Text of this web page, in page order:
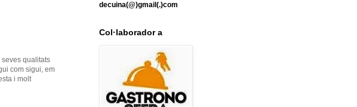
qualitats
com sigui, em
i molt
decuina(@)gmail(.)com
Col·laborador a